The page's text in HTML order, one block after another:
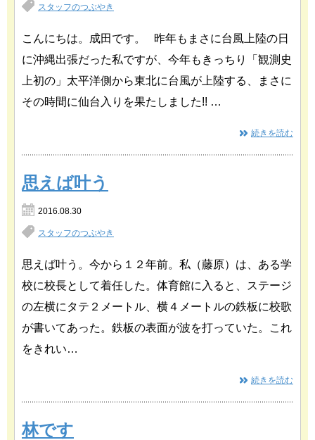
スタッフのつぶやき
こんにちは。成田です。 昨年もまさに台風上陸の日
に沖縄出張だった私ですが、今年もきっちり「観測史
上初の」太平洋側から東北に台風が上陸する、まさに
その時間に仙台入りを果たしました!! …
続きを読む
思えば叶う
2016.08.30
スタッフのつぶやき
思えば叶う。今から１２年前。私（藤原）は、ある学
校に校長として着任した。体育館に入ると、ステージ
の左横にタテ２メートル、横４メートルの鉄板に校歌
が書いてあった。鉄板の表面が波を打っていた。これ
をきれい…
続きを読む
林です